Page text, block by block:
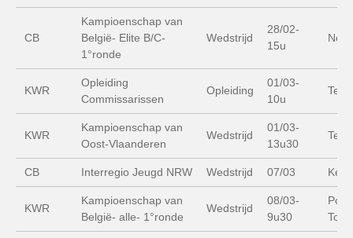
CB
Kampioenschap van
België- Elite B/C-
1°ronde
Wedstrijd
28/02-
15u
KWR
Opleiding
Commissarissen
Opleiding
01/03-
10u
Ter
KWR
Kampioenschap van
Oost-Vlaanderen
Wedstrijd
01/03-
13u30
Ter
CB Interregio Jeugd NRW Wedstrijd 07/03
KWR
Kampioenschap van
België- alle- 1°ronde
Wedstrijd
08/03-
9u30